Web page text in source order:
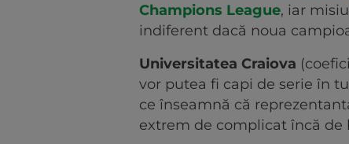
Champions League, iar
indiferent dacă noua
Universitatea Craiova
vor putea fi capi de serie în
ce înseamnă că
extrem de complicat încă de